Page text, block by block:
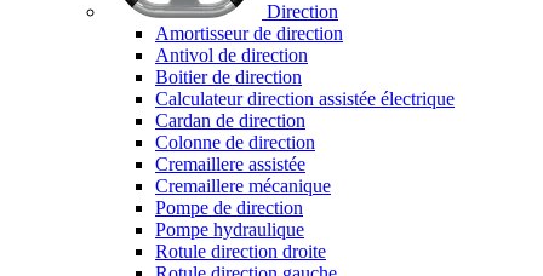
Direction
Amortisseur de direction
Antivol de direction
Boitier de direction
Calculateur direction assistée électrique
Cardan de direction
Colonne de direction
Cremaillere assistée
Cremaillere mécanique
Pompe de direction
Pompe hydraulique
Rotule direction droite